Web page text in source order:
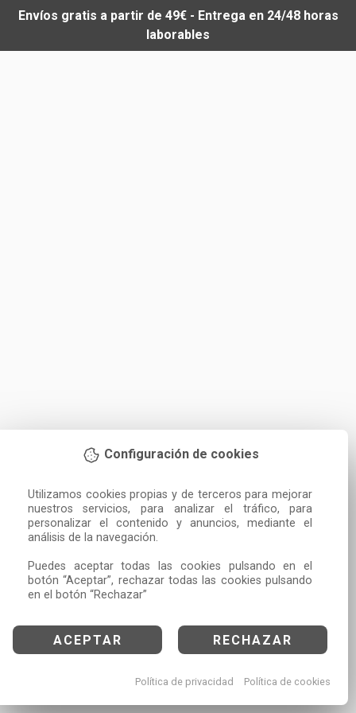
Configuración de cookies
Utilizamos cookies propias y de terceros para mejorar
nuestros servicios, para analizar el tráfico, para
personalizar el contenido y anuncios, mediante el
análisis de la navegación.
Puedes aceptar todas las cookies pulsando en el
botón “Aceptar”, rechazar todas las cookies pulsando
en el botón “Rechazar”
ACEPTAR RECHAZAR
Política de privacidad Política de cookies
Envíos gratis a partir de 49€ - Entrega en 24/48 horas
laborables